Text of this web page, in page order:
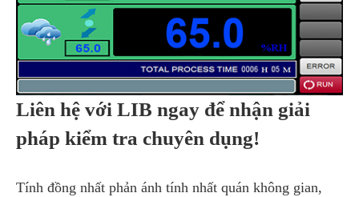
Liên hệ với LIB ngay để nhận giải
pháp kiểm tra chuyên dụng!
Tính đồng nhất phản ánh tính nhất quán không gian,